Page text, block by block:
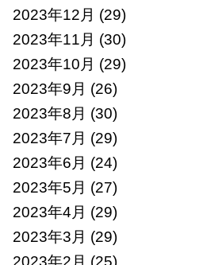
2023年12月 (29)
2023年11月 (30)
2023年10月 (29)
2023年9月 (26)
2023年8月 (30)
2023年7月 (29)
2023年6月 (24)
2023年5月 (27)
2023年4月 (29)
2023年3月 (29)
2023年2月 (25)